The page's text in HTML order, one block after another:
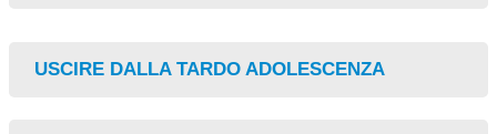
USCIRE DALLA TARDO ADOLESCENZA